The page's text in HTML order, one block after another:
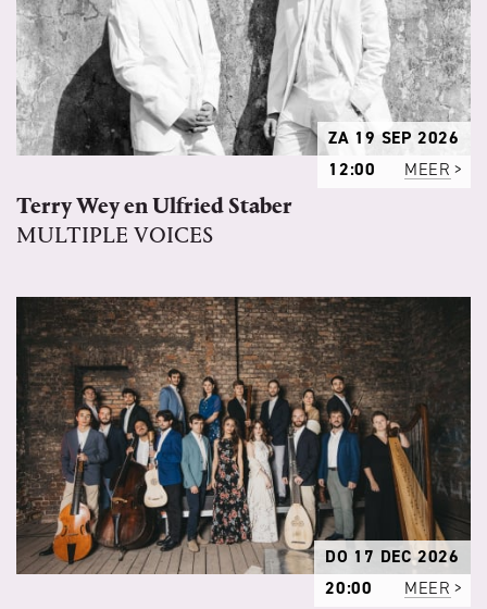
ZA 19 SEP 2026
12:00
MEER
Terry Wey en Ulfried Staber
MULTIPLE VOICES
DO 17 DEC 2026
20:00
MEER